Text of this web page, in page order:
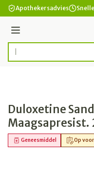
Ga naar de inhoud
Apothekersadvies
Menu
Product, merk,
Duloxetine
Maagsapresist.
Op
Geneesmiddel